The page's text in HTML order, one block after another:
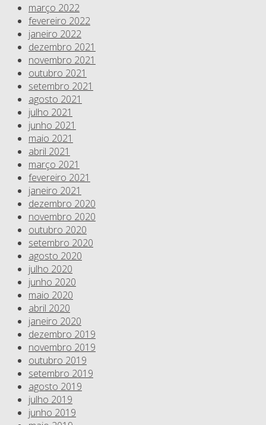
março 2022
fevereiro 2022
janeiro 2022
dezembro 2021
novembro 2021
outubro 2021
setembro 2021
agosto 2021
julho 2021
junho 2021
maio 2021
abril 2021
março 2021
fevereiro 2021
janeiro 2021
dezembro 2020
novembro 2020
outubro 2020
setembro 2020
agosto 2020
julho 2020
junho 2020
maio 2020
abril 2020
janeiro 2020
dezembro 2019
novembro 2019
outubro 2019
setembro 2019
agosto 2019
julho 2019
junho 2019